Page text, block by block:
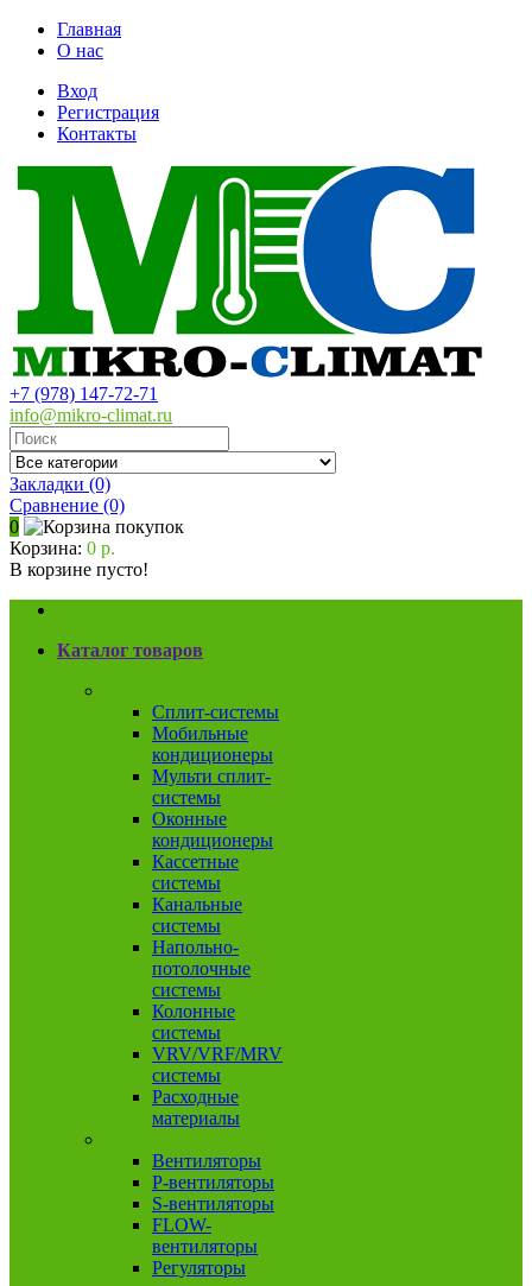
Главная
О нас
Вход
Регистрация
Контакты
+7 (978) 147-72-71
info@mikro-climat.ru
Закладки (0)
Сравнение (0)
0
Корзина: 0 р.
В корзине пусто!
Каталог товаров
Сплит-системы
Мобильные
кондиционеры
Мульти сплит-
системы
Оконные
кондиционеры
Кассетные
системы
Канальные
системы
Напольно-
потолочные
системы
Колонные
системы
VRV/VRF/MRV
системы
Расходные
материалы
Вентиляторы
P-вентиляторы
S-вентиляторы
FLOW-
вентиляторы
Регуляторы